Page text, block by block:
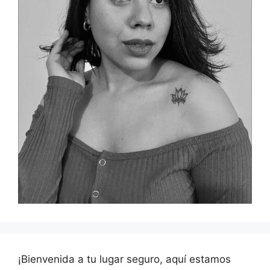
¡Bienvenida a tu lugar seguro, aquí estamos